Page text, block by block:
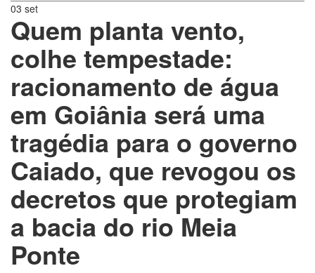
03 set
Quem planta vento,
colhe tempestade:
racionamento de água
em Goiânia será uma
tragédia para o governo
Caiado, que revogou os
decretos que protegiam
a bacia do rio Meia
Ponte